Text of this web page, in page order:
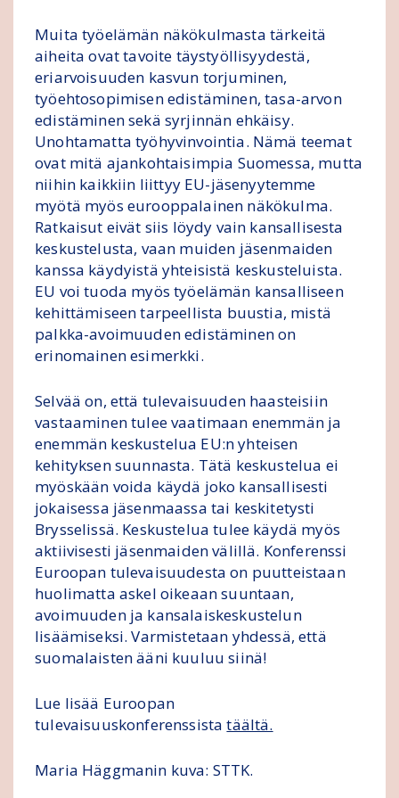
Muita työelämän näkökulmasta tärkeitä
aiheita ovat tavoite täystyöllisyydestä,
eriarvoisuuden kasvun torjuminen,
työehtosopimisen edistäminen, tasa-arvon
edistäminen sekä syrjinnän ehkäisy.
Unohtamatta työhyvinvointia. Nämä teemat
ovat mitä ajankohtaisimpia Suomessa, mutta
niihin kaikkiin liittyy EU-jäsenyytemme
myötä myös eurooppalainen näkökulma.
Ratkaisut eivät siis löydy vain kansallisesta
keskustelusta, vaan muiden jäsenmaiden
kanssa käydyistä yhteisistä keskusteluista.
EU voi tuoda myös työelämän kansalliseen
kehittämiseen tarpeellista buustia, mistä
palkka-avoimuuden edistäminen on
erinomainen esimerkki.
Selvää on, että tulevaisuuden haasteisiin
vastaaminen tulee vaatimaan enemmän ja
enemmän keskustelua EU:n yhteisen
kehityksen suunnasta. Tätä keskustelua ei
myöskään voida käydä joko kansallisesti
jokaisessa jäsenmaassa tai keskitetysti
Brysselissä. Keskustelua tulee käydä myös
aktiivisesti jäsenmaiden välillä. Konferenssi
Euroopan tulevaisuudesta on puutteistaan
huolimatta askel oikeaan suuntaan,
avoimuuden ja kansalaiskeskustelun
lisäämiseksi. Varmistetaan yhdessä, että
suomalaisten ääni kuuluu siinä!
Lue lisää Euroopan
tulevaisuuskonferenssistatäältä.
Maria Häggmanin kuva: STTK.